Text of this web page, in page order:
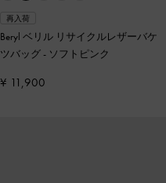
再入荷
Beryl ベリル リサイクルレザーバケ
ツバッグ- ソフトピンク
¥ 11,900